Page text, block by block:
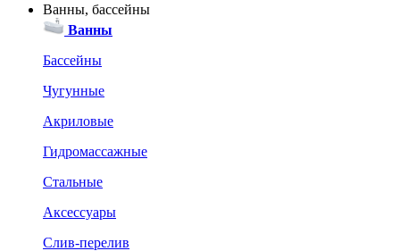
Ванны, бассейны
Ванны
Бассейны
Чугунные
Акриловые
Гидромассажные
Стальные
Аксессуары
Слив-перелив